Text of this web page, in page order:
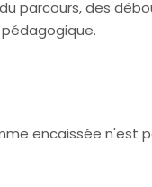
parcours, des
encaissée n'est